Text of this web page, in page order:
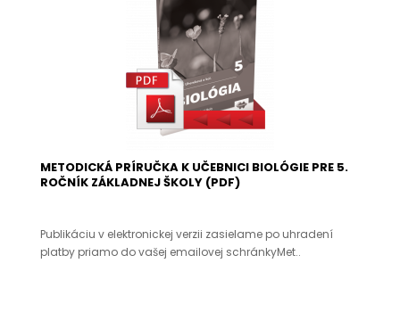
METODICKÁ PRÍRUČKA K UČEBNICI BIOLÓGIE PRE 5.
ROČNÍK ZÁKLADNEJ ŠKOLY (PDF)
Publikáciu v elektronickej verzii zasielame po uhradení
platby priamo do vašej emailovej schránkyMet..